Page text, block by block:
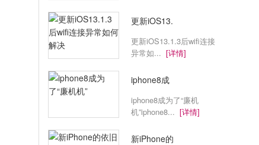
更新iOS13.
更新iOS13.1.3后wifi连接
异常如... [详情]
iphone8成
iphone8成为了“廉机
机”iphone8... [详情]
新iPhone的